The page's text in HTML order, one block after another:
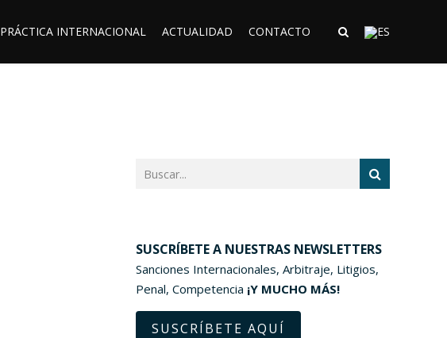
PRÁCTICA INTERNACIONAL ACTUALIDAD CONTACTO
SUSCRÍBETE A NUESTRAS NEWSLETTERS
Sanciones Internacionales, Arbitraje, Litigios,
Penal, Competencia ¡Y MUCHO MÁS!
SUSCRÍBETE AQUÍ